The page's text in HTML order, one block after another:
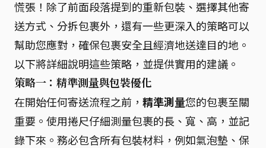
慌張！除了前面段落提到的重新包裝、選擇其他寄
送方式、分拆包裹外，還有一些更深入的策略可以
幫助您應對，確保包裹安全且經濟地送達目的地。
以下將詳細說明這些策略，並提供實用的建議。
策略一：精準測量與包裝優化
在開始任何寄送流程之前， 精準測量您的包裹至關
重要。使用捲尺仔細測量包裹的長、寬、高，並記
錄下來。務必包含所有包裝材料，例如氣泡墊、保